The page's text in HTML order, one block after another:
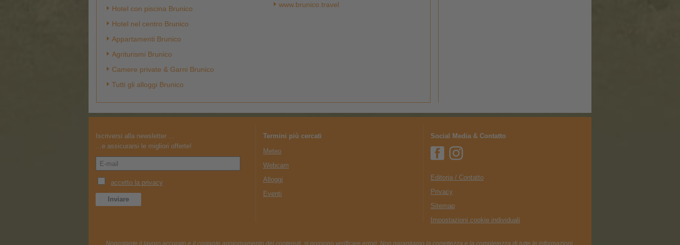
Hotel con piscina Brunico
Hotel nel centro Brunico
Appartamenti Brunico
Agriturismi Brunico
Camere private & Garni Brunico
Tutti gli alloggi Brunico
www.brunico.travel
Iscriversi alla newsletter ...
...e assicurarsi le migliori offerte!
Termini più cercati
Meteo
Webcam
Alloggi
Eventi
Social Media & Contatto
Editoria / Contatto
Privacy
Sitemap
Impostazioni cookie individuali
Nonostante il lavoro accurato e il costante aggiornamento dei contenuti, si possono verificare errori. Non garantiamo la correttezza e la completezza di tutte le informazioni.